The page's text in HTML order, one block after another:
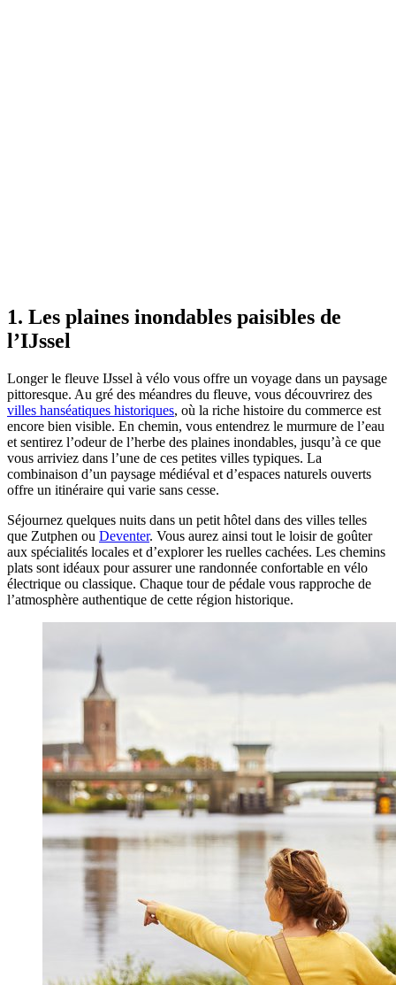
1. Les plaines inondables paisibles de
l’IJssel
Longer le fleuve IJssel à vélo vous offre un voyage dans un paysage
pittoresque. Au gré des méandres du fleuve, vous découvrirez des
villes hanséatiques historiques, où la riche histoire du commerce est
encore bien visible. En chemin, vous entendrez le murmure de l’eau
et sentirez l’odeur de l’herbe des plaines inondables, jusqu’à ce que
vous arriviez dans l’une de ces petites villes typiques. La
combinaison d’un paysage médiéval et d’espaces naturels ouverts
offre un itinéraire qui varie sans cesse.
Séjournez quelques nuits dans un petit hôtel dans des villes telles
que Zutphen ou Deventer. Vous aurez ainsi tout le loisir de goûter
aux spécialités locales et d’explorer les ruelles cachées. Les chemins
plats sont idéaux pour assurer une randonnée confortable en vélo
électrique ou classique. Chaque tour de pédale vous rapproche de
l’atmosphère authentique de cette région historique.